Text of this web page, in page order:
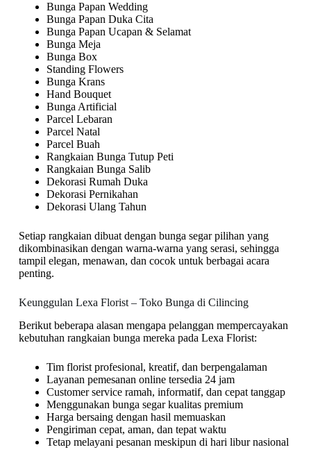
Bunga Papan Wedding
Bunga Papan Duka Cita
Bunga Papan Ucapan & Selamat
Bunga Meja
Bunga Box
Standing Flowers
Bunga Krans
Hand Bouquet
Bunga Artificial
Parcel Lebaran
Parcel Natal
Parcel Buah
Rangkaian Bunga Tutup Peti
Rangkaian Bunga Salib
Dekorasi Rumah Duka
Dekorasi Pernikahan
Dekorasi Ulang Tahun
Setiap rangkaian dibuat dengan bunga segar pilihan yang
dikombinasikan dengan warna-warna yang serasi, sehingga
tampil elegan, menawan, dan cocok untuk berbagai acara
penting.
Keunggulan Lexa Florist – Toko Bunga di Cilincing
Berikut beberapa alasan mengapa pelanggan mempercayakan
kebutuhan rangkaian bunga mereka pada Lexa Florist:
Tim florist profesional, kreatif, dan berpengalaman
Layanan pemesanan online tersedia 24 jam
Customer service ramah, informatif, dan cepat tanggap
Menggunakan bunga segar kualitas premium
Harga bersaing dengan hasil memuaskan
Pengiriman cepat, aman, dan tepat waktu
Tetap melayani pesanan meskipun di hari libur nasional